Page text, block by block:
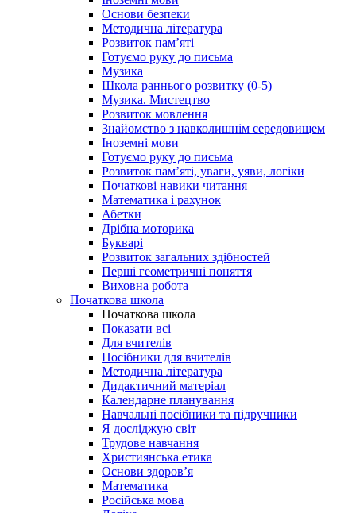
Основи безпеки
Методична література
Розвиток пам’яті
Готуємо руку до письма
Музика
Школа раннього розвитку (0-5)
Музика. Мистецтво
Розвиток мовлення
Знайомство з навколишнім середовищем
Іноземні мови
Готуємо руку до письма
Розвиток пам’яті, уваги, уяви, логіки
Початкові навики читання
Математика і рахунок
Абетки
Дрібна моторика
Букварі
Розвиток загальних здібностей
Перші геометричні поняття
Виховна робота
Початкова школа
Початкова школа
Показати всі
Для вчителів
Посібники для вчителів
Методична література
Дидактичний матеріал
Календарне планування
Навчальні посібники та підручники
Я досліджую світ
Трудове навчання
Християнська етика
Основи здоров’я
Математика
Російська мова